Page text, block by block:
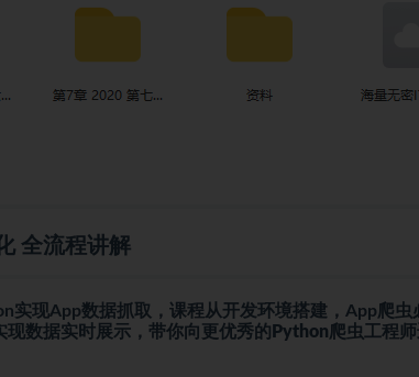
全流程讲解
实现App数据抓取，课程从开发环境搭建，App爬
数据实时展示，带你向更优秀的 Python爬虫工程师